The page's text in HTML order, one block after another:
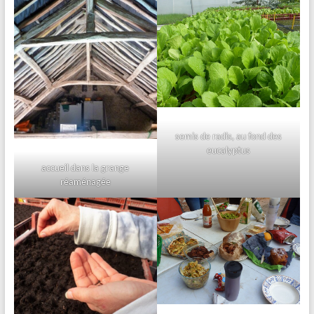
accueil dans la grange
réaménagée
semis de radis, au fond des
eucalyptus